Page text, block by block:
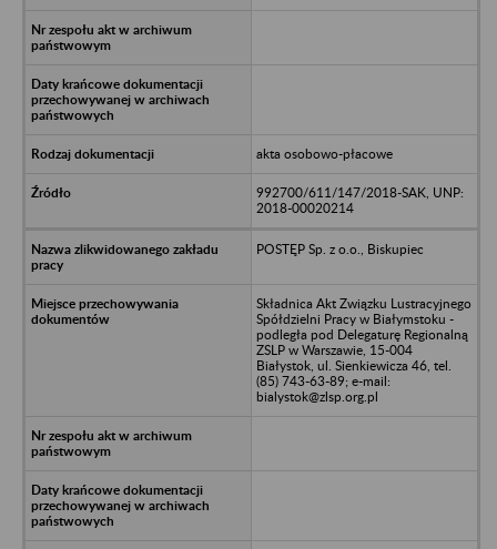
akta osobowo-płacowe
992700/611/147/2018-SAK, UNP:
2018-00020214
POSTĘP Sp. z o.o., Biskupiec
Składnica Akt Związku Lustracyjnego
Spółdzielni Pracy w Białymstoku -
podległa pod Delegaturę Regionalną
ZSLP w Warszawie, 15-004
Białystok, ul. Sienkiewicza 46, tel.
(85) 743-63-89; e-mail:
bialystok@zlsp.org.pl